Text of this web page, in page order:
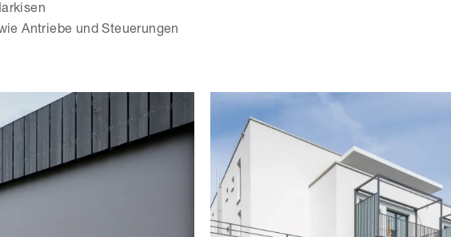
Antriebe und Steuerungen